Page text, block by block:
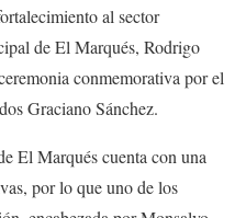
al sector
de El Marqués, Rodrigo
conmemorativa por el
Graciano Sánchez.
El Marqués cuenta con una
por lo que uno de los